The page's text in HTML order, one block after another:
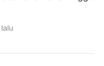
lalu